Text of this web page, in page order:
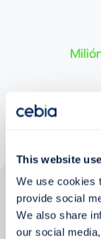
This website
We use cookies
provide social
We also share
our social